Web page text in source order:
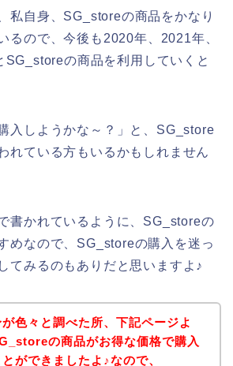
私自身、SG_storeの商品をかなり
るので、今後も2020年、2021年、
の商品を利用していくと
入しようかな～？」と、SG_store
れている方もいるかもしれません
書かれているように、SG_storeの
めなので、SG_storeの購入を迷っ
てみるのもありだと思いますよ♪
色々と調べた所、下記ページよ
の商品がお得な価格で購入
ができましたよ♪なので、